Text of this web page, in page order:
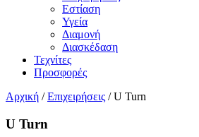
Εστίαση
Υγεία
Διαμονή
Διασκέδαση
Τεχνίτες
Προσφορές
Αρχική / Επιχειρήσεις / U Turn
U Turn